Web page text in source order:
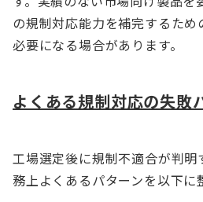
の規制対応能力を補完するた
必要になる場合があります。
よくある規制対応の失敗
工場選定後に規制不適合が判明
務上よくあるパターンを以下に